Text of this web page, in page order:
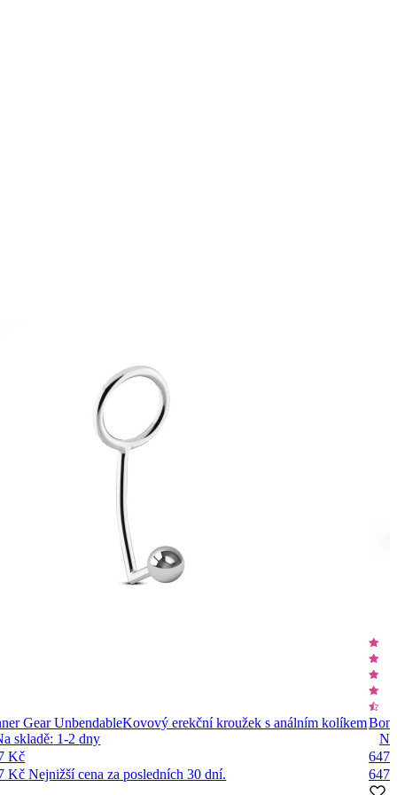
Gear UnbendableKovový erekční kroužek s análním kolíkem
skladě: 1-2dny
Kč
KčNejnižší cena za posledních 30 dní.
647
647